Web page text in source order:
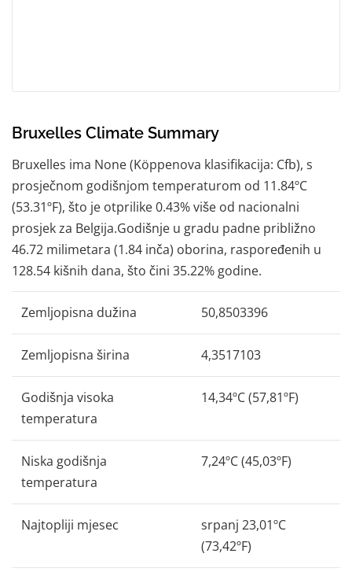
Bruxelles Climate Summary
Bruxelles ima None (Köppenova klasifikacija: Cfb), s
prosječnom godišnjom temperaturom od 11.84ºC
(53.31ºF), što je otprilike 0.43% više od nacionalni
prosjek za Belgija.Godišnje u gradu padne približno
46.72 milimetara (1.84 inča) oborina, raspoređenih u
128.54 kišnih dana, što čini 35.22% godine.
Zemljopisna dužina 50,8503396
Zemljopisna širina 4,3517103
Godišnja visoka
temperatura
14,34ºC (57,81ºF)
Niska godišnja
temperatura
7,24ºC (45,03ºF)
Najtopliji mjesec
srpanj 23,01ºC
(73,42ºF)